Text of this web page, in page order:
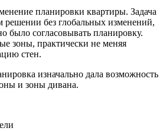
планировки квартиры. Задача
решении без глобальных изменений,
было согласовывать планировку.
зоны, практически не меняя
стен.
изначально дала возможность
и зоны дивана.